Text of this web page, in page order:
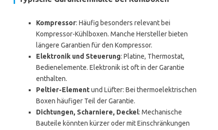
Kompressor: Häufig besonders relevant bei
Kompressor-Kühlboxen. Manche Hersteller bieten
längere Garantien für den Kompressor.
Elektronik und Steuerung: Platine, Thermostat,
Bedienelemente. Elektronik ist oft in der Garantie
enthalten.
Peltier-Elementund Lüfter: Bei thermoelektrischen
Boxen häufiger Teil der Garantie.
Dichtungen, Scharniere, Deckel: Mechanische
Bauteile könnten kürzer oder mit Einschränkungen